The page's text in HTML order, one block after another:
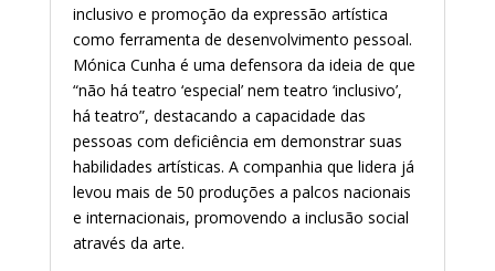
inclusivo e promoção da expressão artística
como ferramenta de desenvolvimento pessoal.
Mónica Cunha é uma defensora da ideia de que
“não há teatro ‘especial’ nem teatro ‘inclusivo’,
há teatro”, destacando a capacidade das
pessoas com deficiência em demonstrar suas
habilidades artísticas. A companhia que lidera já
levou mais de 50 produções a palcos nacionais
e internacionais, promovendo a inclusão social
através da arte.